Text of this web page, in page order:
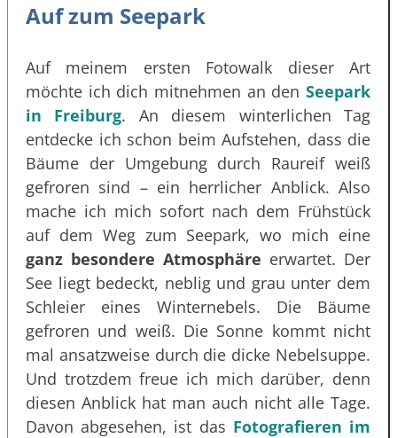
Auf zum Seepark
Auf meinem ersten Fotowalk dieser Art
möchte ich dich mitnehmen an den Seepark
in Freiburg. An diesem winterlichen Tag
entdecke ich schon beim Aufstehen, dass die
Bäume der Umgebung durch Raureif weiß
gefroren sind – ein herrlicher Anblick. Also
mache ich mich sofort nach dem Frühstück
auf dem Weg zum Seepark, wo mich eine
ganz besondere Atmosphäre erwartet. Der
See liegt bedeckt, neblig und grau unter dem
Schleier eines Winternebels. Die Bäume
gefroren und weiß. Die Sonne kommt nicht
mal ansatzweise durch die dicke Nebelsuppe.
Und trotzdem freue ich mich darüber, denn
diesen Anblick hat man auch nicht alle Tage.
Davon abgesehen, ist das Fotografieren im